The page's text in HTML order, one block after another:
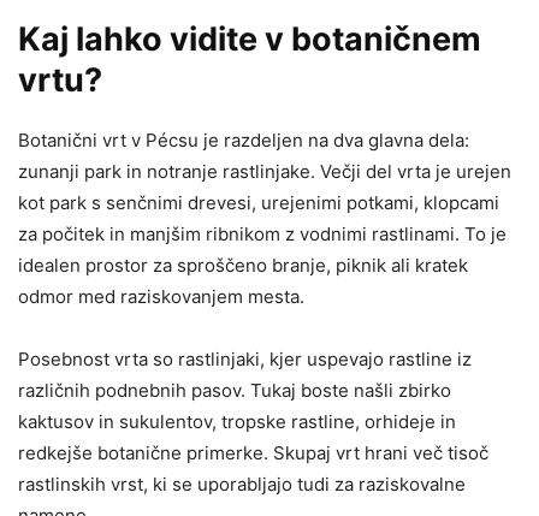
Kaj lahko vidite v botaničnem
vrtu?
Botanični vrt v Pécsu je razdeljen na dva glavna dela:
zunanji park in notranje rastlinjake. Večji del vrta je urejen
kot park s senčnimi drevesi, urejenimi potkami, klopcami
za počitek in manjšim ribnikom z vodnimi rastlinami. To je
idealen prostor za sproščeno branje, piknik ali kratek
odmor med raziskovanjem mesta.
Posebnost vrta so rastlinjaki, kjer uspevajo rastline iz
različnih podnebnih pasov. Tukaj boste našli zbirko
kaktusov in sukulentov, tropske rastline, orhideje in
redkejše botanične primerke. Skupaj vrt hrani več tisoč
rastlinskih vrst, ki se uporabljajo tudi za raziskovalne